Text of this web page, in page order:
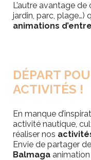
L’autre avantage de
jardin, parc, plage…)
animations
DÉPART
ACTIVITÉS !
En manque
activité nautique,
réaliser nos
Envie de partager
Balmagaanimation